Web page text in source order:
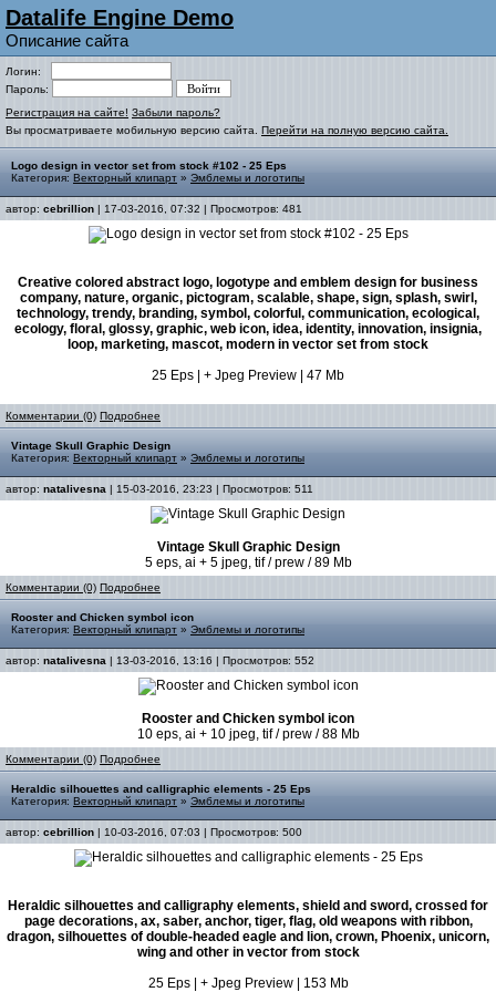
Datalife Engine Demo
Описание сайта
Логин:
Пароль:
Регистрация на сайте! Забыли пароль?
Вы просматриваете мобильную версию сайта. Перейти на полную версию сайта.
Logo design in vector set from stock #102 - 25 Eps
Категория: Векторный клипарт » Эмблемы и логотипы
автор: cebrillion | 17-03-2016, 07:32 | Просмотров: 481
Creative colored abstract logo, logotype and emblem design for business
company, nature, organic, pictogram, scalable, shape, sign, splash, swirl,
technology, trendy, branding, symbol, colorful, communication, ecological,
ecology, floral, glossy, graphic, web icon, idea, identity, innovation, insignia,
loop, marketing, mascot, modern in vector set from stock
25 Eps | + Jpeg Preview | 47 Mb
Комментарии (0) Подробнее
Vintage Skull Graphic Design
Категория: Векторный клипарт » Эмблемы и логотипы
автор: natalivesna | 15-03-2016, 23:23 | Просмотров: 511
Vintage Skull Graphic Design
5 eps, ai + 5 jpeg, tif / prew / 89 Mb
Комментарии (0) Подробнее
Rooster and Chicken symbol icon
Категория: Векторный клипарт » Эмблемы и логотипы
автор: natalivesna | 13-03-2016, 13:16 | Просмотров: 552
Rooster and Chicken symbol icon
10 eps, ai + 10 jpeg, tif / prew / 88 Mb
Комментарии (0) Подробнее
Heraldic silhouettes and calligraphic elements - 25 Eps
Категория: Векторный клипарт » Эмблемы и логотипы
автор: cebrillion | 10-03-2016, 07:03 | Просмотров: 500
Heraldic silhouettes and calligraphy elements, shield and sword, crossed for
page decorations, ax, saber, anchor, tiger, flag, old weapons with ribbon,
dragon, silhouettes of double-headed eagle and lion, crown, Phoenix, unicorn,
wing and other in vector from stock
25 Eps | + Jpeg Preview | 153 Mb